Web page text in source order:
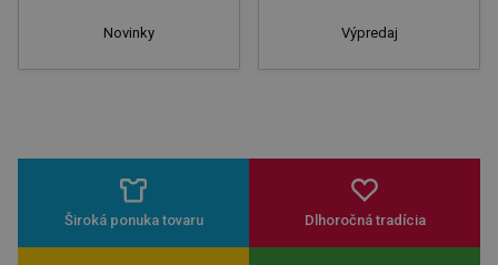
Novinky Výpredaj
Široká ponuka tovaru Dlhoročná tradícia